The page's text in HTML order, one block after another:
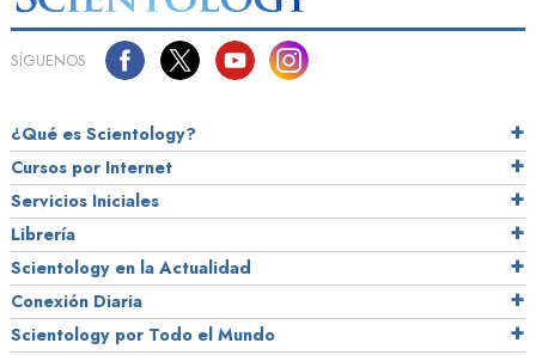
SÍGUENOS
¿Qué es Scientology?
Cursos por Internet
Servicios Iniciales
Librería
Scientology en la Actualidad
Conexión Diaria
Scientology por Todo el Mundo